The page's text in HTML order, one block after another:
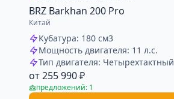
BRZ Barkhan 200 Pro
Китай
Кубатура: 180 см3
Мощность двигателя: 11 л.с.
Тип двигателя: Четырехтактный
от 255 990 ₽
предложений: 1